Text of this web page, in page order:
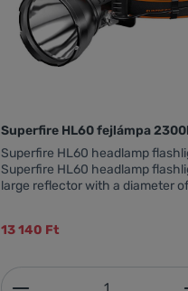
Superfire HL60 fejlámpa
Superfire HL60 headlamp
Superfire HL60 headlamp
large reflector with a diameter
rechargeable battery guarantees
recharge it with a USB-C cable
when needed. At your disposal
13 140 Ft